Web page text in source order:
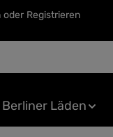
oder Registrieren
Läden